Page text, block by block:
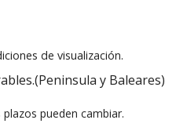
de visualización.
y Baleares)
pueden cambiar.